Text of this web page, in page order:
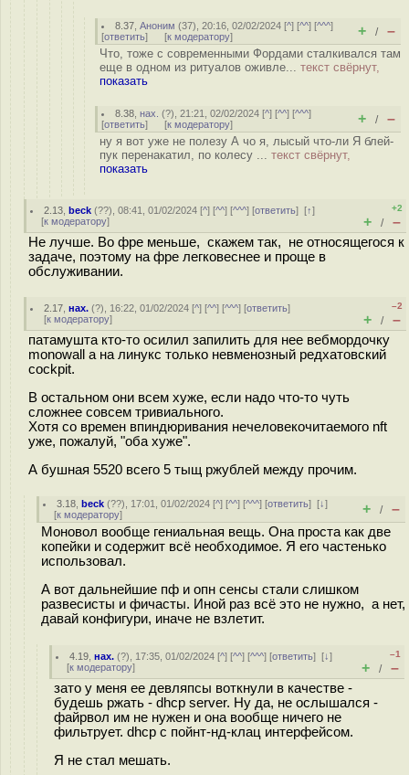
8.37 ,Аноним (37), 20:16, 02/02/2024 [^] [^^] [^^^]
[ответить] [к модератору] + / –
Что, тоже с современными Фордами сталкивался там
еще в одном из ритуалов оживле... текст свёрнут,
показать
8.38 ,нах. (?), 21:21, 02/02/2024 [^] [^^] [^^^]
[ответить] [к модератору] + / –
ну я вот уже не полезу А чо я, лысый что-ли Я блей-
пук перенакатил, по колесу ... текст свёрнут,
показать
2.13 ,beck (??), 08:41, 01/02/2024 [^] [^^] [^^^] [ответить][↑]
[к модератору]
+2
+ / –
Не лучше. Во фре меньше, скажем так, не относящегося к
задаче, поэтому на фре легковеснее и проще в
обслуживании.
2.17 ,нах. (?), 16:22, 01/02/2024 [^] [^^] [^^^] [ответить]
[к модератору]
–2
+ / –
патамушта кто-то осилил запилить для нее вебмордочку
monowall а на линукс только невменозный редхатовский
cockpit.
В остальном они всем хуже, если надо что-то чуть
сложнее совсем тривиального.
Хотя со времен впиндюривания нечеловекочитаемого nft
уже, пожалуй, "оба хуже".
А бушная 5520 всего 5 тыщ ржублей между прочим.
3.18 ,beck (??), 17:01, 01/02/2024 [^] [^^] [^^^] [ответить][↓]
[к модератору] + / –
Моновол вообще гениальная вещь. Она проста как две
копейки и содержит всё необходимое. Я его частенько
использовал.
А вот дальнейшие пф и опн сенсы стали слишком
развесисты и фичасты. Иной раз всё это не нужно, а нет,
давай конфигури, иначе не взлетит.
4.19 ,нах. (?), 17:35, 01/02/2024 [^] [^^] [^^^] [ответить][↓]
[к модератору]
–1
+ / –
зато у меня ее девляпсы воткнули в качестве -
будешь ржать - dhcp server. Ну да, не ослышался -
файрвол им не нужен и она вообще ничего не
фильтрует. dhcp с пойнт-нд-клац интерфейсом.
Я не стал мешать.